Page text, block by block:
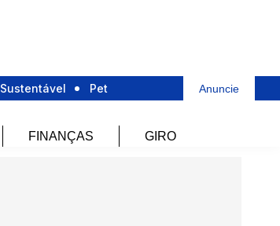
Sustentável Pet Anuncie
FINANÇAS GIRO